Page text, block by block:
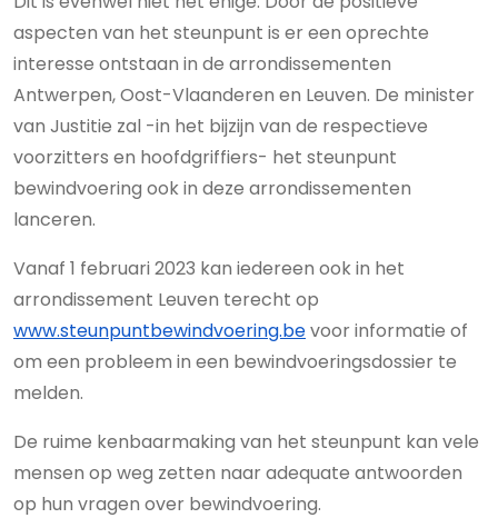
aspecten van het steunpunt is er een oprechte
interesse ontstaan in de arrondissementen
Antwerpen, Oost-Vlaanderen en Leuven. De minister
van Justitie zal -in het bijzijn van de respectieve
voorzitters en hoofdgriffiers- het steunpunt
bewindvoering ook in deze arrondissementen
lanceren.
Vanaf 1 februari 2023 kan iedereen ook in het
arrondissement Leuven terecht op
www.steunpuntbewindvoering.bevoor informatie of
om een probleem in een bewindvoeringsdossier te
melden.
De ruime kenbaarmaking van het steunpunt kan vele
mensen op weg zetten naar adequate antwoorden
op hun vragen over bewindvoering.